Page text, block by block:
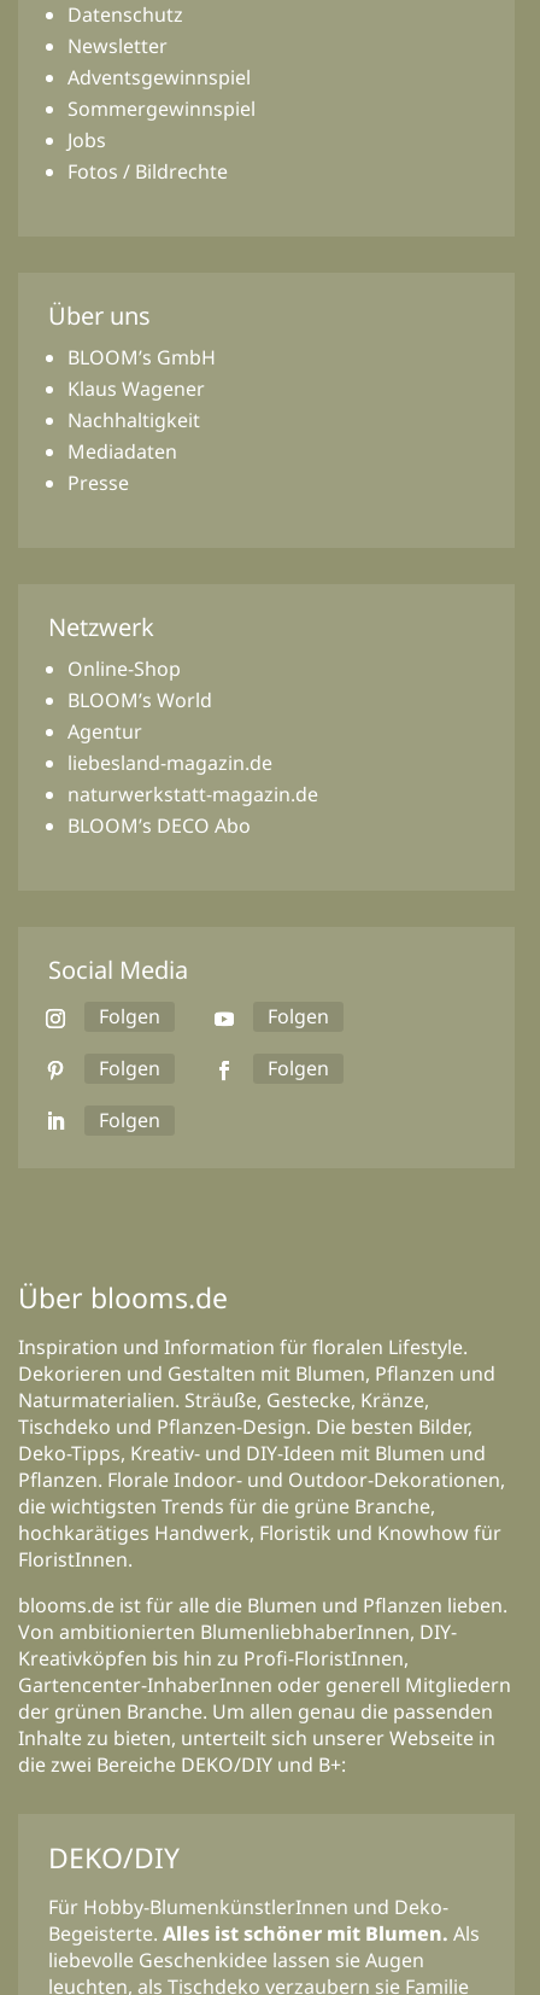
Datenschutz
Newsletter
Adventsgewinnspiel
Sommergewinnspiel
Jobs
Fotos / Bildrechte
Über uns
BLOOM’s GmbH
Klaus Wagener
Nachhaltigkeit
Mediadaten
Presse
Netzwerk
Online-Shop
BLOOM’s World
Agentur
liebesland-magazin.de
naturwerkstatt-magazin.de
BLOOM’s DECO Abo
Social Media
Folgen
Folgen
Folgen
Folgen
Folgen
Über blooms.de
Inspiration und Information für floralen Lifestyle.
Dekorieren und Gestalten mit Blumen, Pflanzen und
Naturmaterialien. Sträuße, Gestecke, Kränze,
Tischdeko und Pflanzen-Design. Die besten Bilder,
Deko-Tipps, Kreativ- und DIY-Ideen mit Blumen und
Pflanzen. Florale Indoor- und Outdoor-Dekorationen,
die wichtigsten Trends für die grüne Branche,
hochkarätiges Handwerk, Floristik und Knowhow für
FloristInnen.
blooms.de ist für alle die Blumen und Pflanzen lieben.
Von ambitionierten BlumenliebhaberInnen, DIY-
Kreativköpfen bis hin zu Profi-FloristInnen,
Gartencenter-InhaberInnen oder generell Mitgliedern
der grünen Branche. Um allen genau die passenden
Inhalte zu bieten, unterteilt sich unserer Webseite in
die zwei Bereiche DEKO/DIY und B+:
DEKO/DIY
Für Hobby-BlumenkünstlerInnen und Deko-
Begeisterte. Alles ist schöner mit Blumen. Als
liebevolle Geschenkidee lassen sie Augen
leuchten, als Tischdeko verzaubern sie Familie